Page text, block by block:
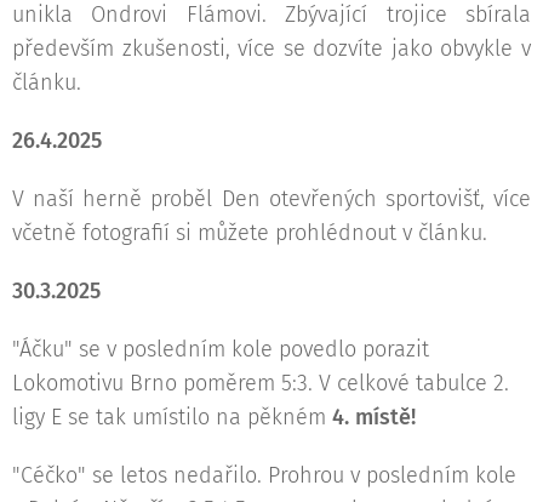
unikla Ondrovi Flámovi. Zbývající trojice sbírala
především zkušenosti, více se dozvíte jako obvykle v
článku.
26.4.2025
V naší herně proběl Den otevřených sportovišť, více
včetně fotografií si můžete prohlédnout v článku.
30.3.2025
"Áčku" se v posledním kole povedlo porazit
Lokomotivu Brno poměrem 5:3. V celkové tabulce 2.
ligy E se tak umístilo na pěkném 4. místě!
"Céčko" se letos nedařilo. Prohrou v posledním kole